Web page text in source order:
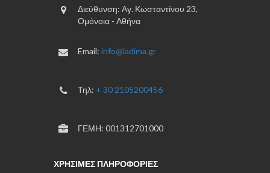
Διεύθυνση: Αγ. Κωσταντίνου 23,
Ομόνοια - Αθήνα
Email: info@ladima.gr
Τηλ: + 30 2105200456
ΓΕΜΗ: 001312701000
ΧΡΗΣΙΜΕΣ ΠΛΗΡΟΦΟΡΙΕΣ